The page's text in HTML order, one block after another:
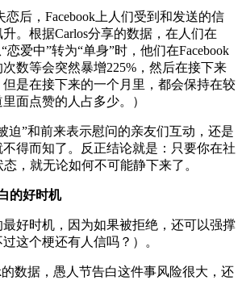
恋后，Facebook上人们受到和发送的信
。根据Carlos分享的数据，在人们在
恋爱中”转为“单身”时，他们在Facebook
数等会突然暴增225%，然后在接下来
是在接下来的一个月里，都会保持在较
面点赞的人占多少。）
迫”和前来表示慰问的亲友们互动，还是
得而知了。反正结论就是：只要你在社
，就无论如何不可能静下来了。
的好时机
好时机，因为如果被拒绝，还可以强撑
这个梗还有人信吗？）。
的数据，愚人节告白这件事风险很大，还